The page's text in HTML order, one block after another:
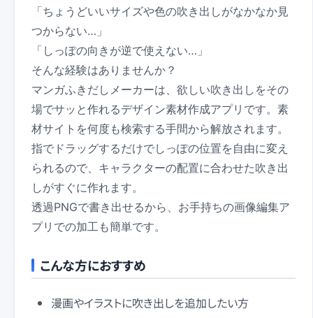
「ちょうどいいサイズや色の吹き出しがなかなか見
つからない…」
「しっぽの向きが逆で使えない…」
そんな経験はありませんか？
マンガふきだしメーカーは、欲しい吹き出しをその
場でサッと作れるデザイン素材作成アプリです。素
材サイトを何度も検索する手間から解放されます。
指でドラッグするだけでしっぽの位置を自由に変え
られるので、キャラクターの配置に合わせた吹き出
しがすぐに作れます。
透過PNGで書き出せるから、お手持ちの画像編集ア
プリでの加工も簡単です。
こんな方におすすめ
漫画やイラストに吹き出しを追加したい方